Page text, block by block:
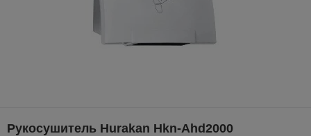
Рукосушитель Hurakan Hkn-Ahd2000